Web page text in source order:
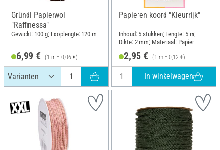
Gründl Papierwol
"Raffinessa"
Gewicht: 100 g; Looplengte: 120 m
6,99 € (1 m = 0,06 €)
Papieren koord "Kleurrijk"
Inhoud: 5 stukken; Lengte: 5 m;
Dikte: 2 mm; Materiaal: Papier
2,95 € (1 m = 0,12 €)
In winkelwagen